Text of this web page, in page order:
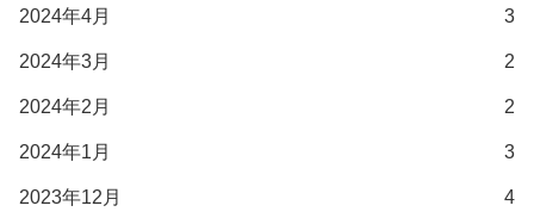
2024年4月 3
2024年3月 2
2024年2月 2
2024年1月 3
2023年12月 4